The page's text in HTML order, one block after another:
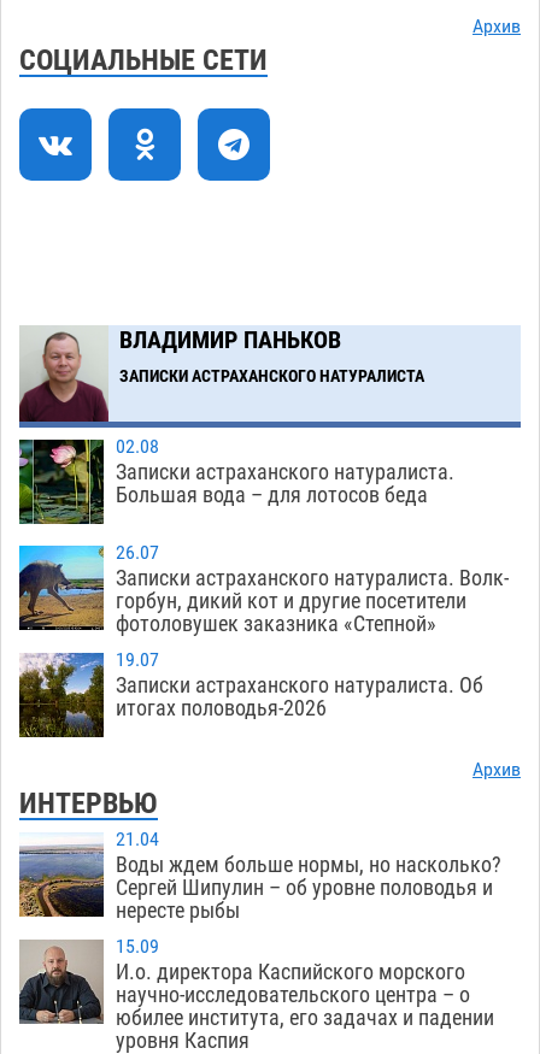
нелегалов прямым рейсом из Шереметьево
11:08 Как астраханцы назвали своих детей в июле
Загрузить еще
Архив
СОЦИАЛЬНЫЕ СЕТИ
ВЛАДИМИР ПАНЬКОВ
ЗАПИСКИ АСТРАХАНСКОГО НАТУРАЛИСТА
02.08
Записки астраханского натуралиста.
Большая вода – для лотосов беда
26.07
Записки астраханского натуралиста. Волк-
горбун, дикий кот и другие посетители
фотоловушек заказника «Степной»
19.07
Записки астраханского натуралиста. Об
итогах половодья-2026
Архив
ИНТЕРВЬЮ
21.04
Воды ждем больше нормы, но насколько?
Сергей Шипулин – об уровне половодья и
нересте рыбы
15.09
И.о. директора Каспийского морского
научно-исследовательского центра – о
юбилее института, его задачах и падении
уровня Каспия